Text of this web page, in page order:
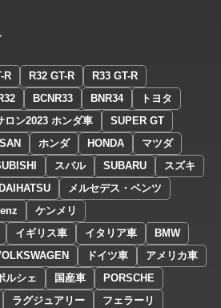
R R32 GT-R
R33 GT-R
BCNR33 BNR34
トヨタ
ロン2023 ホンダ車
SUPER GT
ホンダ HONDA
マツダ
スバル SUBARU
スズキ
メルセデス・ベンツ
ケンメリ
イギリス車 イタリア車
BMW
ドイツ車
アメリカ車
ルシェ 国産車
PORSCHE
ラグジュアリー フェラーリ